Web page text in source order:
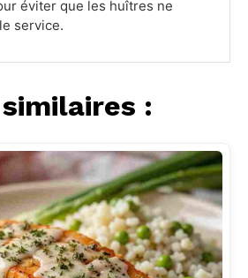
éviter que les huîtres ne
service.
: